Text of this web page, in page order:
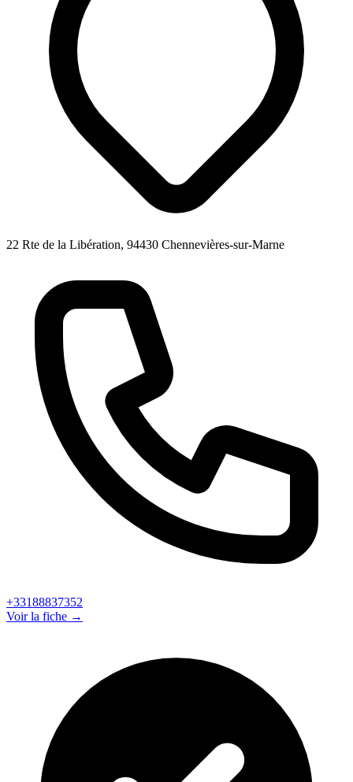
22 Rte de la Libération, 94430 Chennevières-sur-Marne
+33188837352
Voir la fiche →